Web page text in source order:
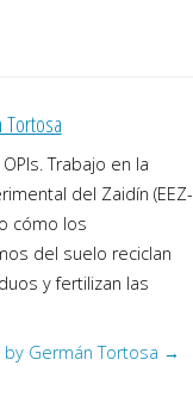
Tortosa
Trabajo en la
del Zaidín (EEZ-
cómo los
del suelo reciclan
y fertilizan las
Germán Tortosa →